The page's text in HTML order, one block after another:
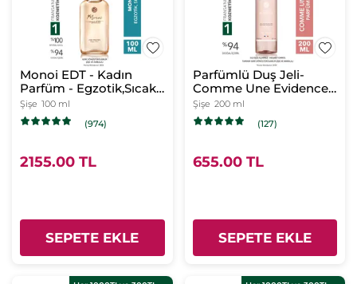
Monoi EDT - Kadın
Parfüm - Egzotik,Sıcak
ve Çekici - Monoi de
Tahiti-Vegan
Şişe 100 ml
(974)
2155.00 TL
SEPETE EKLE
Parfümlü Duş Jeli-
Comme Une Evidence-
Kadın Parfüm- Vegan
Şişe 200 ml
(127)
655.00 TL
SEPETE EKLE